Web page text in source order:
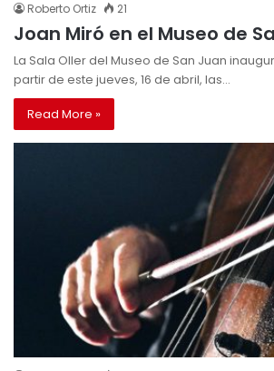
Roberto Ortiz 21
Joan Miró en el Museo de
La Sala Oller del Museo de San Juan
partir de este jueves, 16 de abril, las…
Read More »